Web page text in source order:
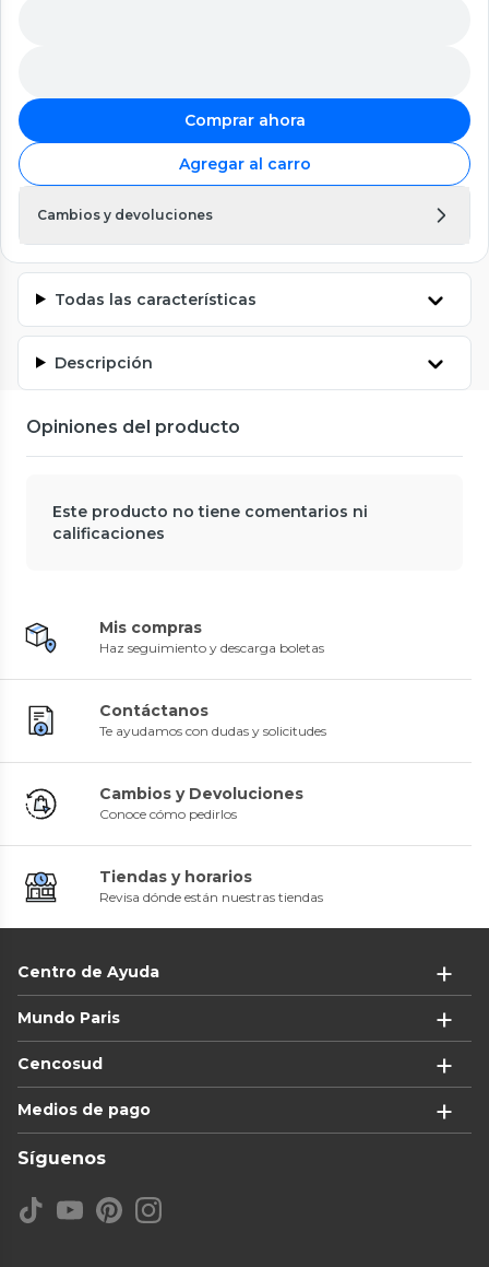
Comprar ahora
Agregar al carro
Cambios y devoluciones
Todas las características
Descripción
Opiniones del producto
Este producto no tiene comentarios ni
calificaciones
Mis compras
Haz seguimiento y descarga boletas
Contáctanos
Te ayudamos con dudas y solicitudes
Cambios y Devoluciones
Conoce cómo pedirlos
Tiendas y horarios
Revisa dónde están nuestras tiendas
Centro de Ayuda
Mundo Paris
Cencosud
Medios de pago
Síguenos